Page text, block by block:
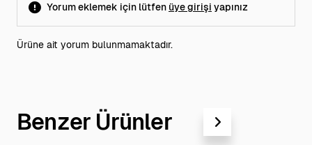
Yorum eklemek için lütfen üye girişi yapınız
Ürüne ait yorum bulunmamaktadır.
Benzer Ürünler